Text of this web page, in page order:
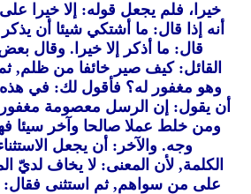
خيرا، فلم يجعل قوله: إلا خيرا
أنه إذا قال: ما أشتكي شيئا أن
قال: ما أذكر إلا خيرا. وقال
القائل: كيف صير خائفا من ظلم,
وهو مغفور له؟ فأقول لك: في هذه
أن يقول: إن الرسل معصومة مغفور
ومن خلط عملا صالحا وآخر سيئا
وجه. والآخر: أن يجعل
الكلمة, لأن المعنى: لا يخاف لديّ
على من سواهم, ثم استثنى فقال: